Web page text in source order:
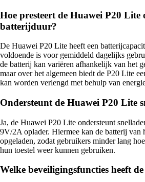
Hoe presteert de Huawei P20 Lite
batterijduur?
De Huawei P20 Lite heeft een
voldoende is voor gemiddeld dagelijks
de batterij kan variëren afhankelijk van het
maar over het algemeen biedt de P20 Lite
kan worden verlengd met behulp van
Ondersteunt de Huawei P20 Lite
Ja, de Huawei P20 Lite ondersteunt
9V/2A oplader. Hiermee kan de batterij van
opgeladen, zodat gebruikers minder lang
hun toestel weer kunnen gebruiken.
Welke beveiligingsfuncties heeft